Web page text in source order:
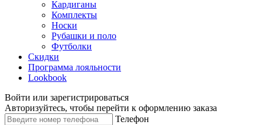
Кардиганы
Комплекты
Носки
Рубашки и поло
Футболки
Скидки
Программа лояльности
Lookbook
Войти или зарегистрироваться
Авторизуйтесь, чтобы перейти к оформлению заказа
Телефон